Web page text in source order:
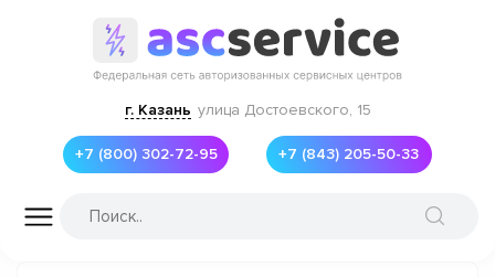
г. Казань улица Достоевского, 15
+7 (800) 302-72-95 +7 (843) 205-50-33